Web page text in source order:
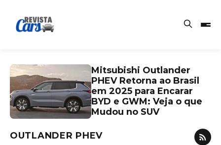
Mitsubishi Outlander
PHEV Retorna ao Brasil
em 2025 para Encarar
BYD e GWM: Veja o que
Mudou no SUV
OUTLANDER PHEV